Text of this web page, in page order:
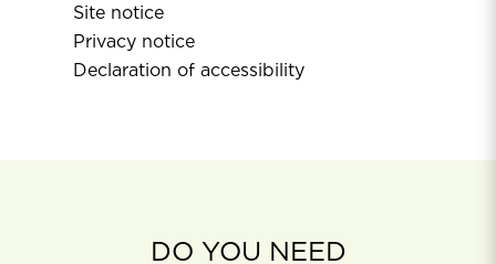
Site notice
Privacy notice
Declaration of accessibility
DO YOU NEED